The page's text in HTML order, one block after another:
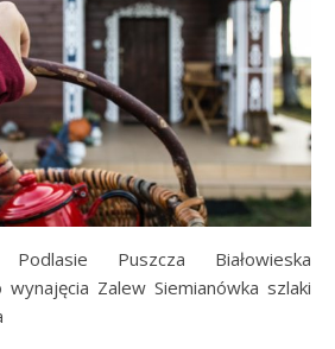
Puszcza Białowieska
Zalew Siemianówka szlaki